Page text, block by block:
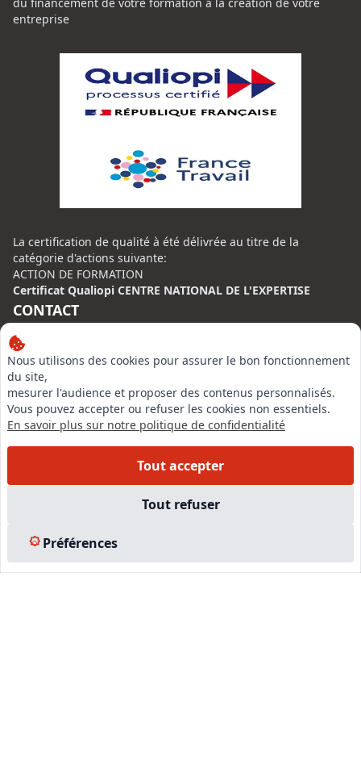
Nous utilisons des cookies pour assurer le bon fonctionnement
du site,
mesurer l'audience et proposer des contenus personnalisés.
Vous pouvez accepter ou refuser les cookies non essentiels.
En savoir plus sur notre politique de confidentialité
Tout accepter
Tout refuser
Préférences
entreprise
La certification de qualité à été délivrée au titre de la
catégorie d'actions suivante:
ACTION DE FORMATION
Certificat Qualiopi CENTRE NATIONAL DE L'EXPERTISE
CONTACT
Centre National de l’Expertise (CNE)
20 rue Henri Regnault, 75014 Paris
N°VERT : 0800 00 80 89
Instagram
Facebook